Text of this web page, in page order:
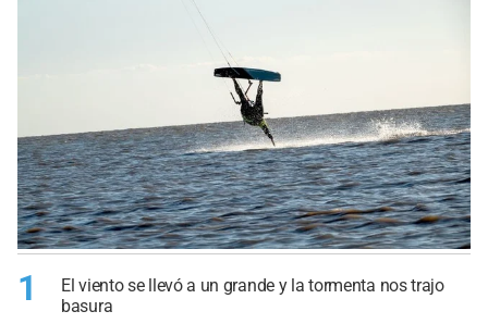
1
El viento se llevó a un grande y la tormenta nos trajo
basura